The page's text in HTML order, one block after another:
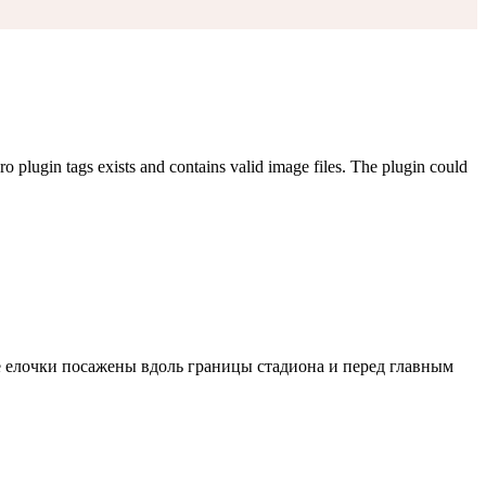
plugin tags exists and contains valid image files. The plugin could
посажены вдоль границы стадиона и перед главным